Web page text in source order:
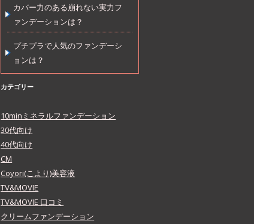
カバー力のある崩れない実力フ
ァンデーションは？
プチプラで人気のファンデーシ
ョンは？
カテゴリー
10minミネラルファンデーション
30代向け
40代向け
CM
Coyori(こより)美容液
TV&MOVIE
TV&MOVIE 口コミ
クリームファンデーション